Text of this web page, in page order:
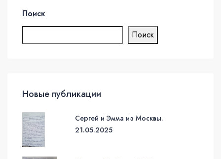
Поиск
Поиск
Новые публикации
Сергей и Эмма из Москвы.
21.05.2025